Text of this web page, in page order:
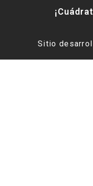
Sitio